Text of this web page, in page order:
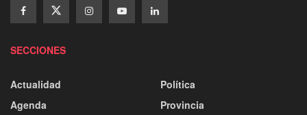
SECCIONES
Actualidad
Agenda
Política
Provincia